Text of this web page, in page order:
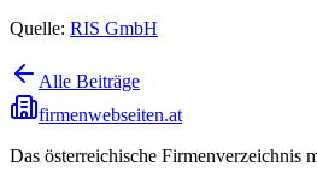
Quelle: RIS GmbH
Alle Beiträge
firmenwebseiten.at
Das österreichische Firmenverzeichnis